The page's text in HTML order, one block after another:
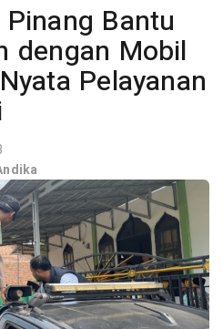
Bantu
dengan Mobil
Pelayanan